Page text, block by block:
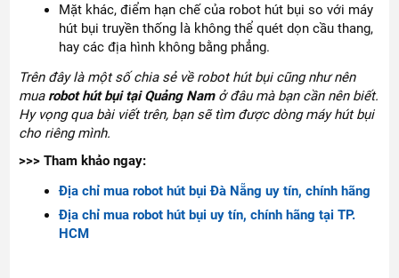
Mặt khác, điểm hạn chế của robot hút bụi so với máy
hút bụi truyền thống là không thể quét dọn cầu thang,
hay các địa hình không bằng phẳng.
Trên đây là một số chia sẻ về robot hút bụi cũng như nên
mua robot hút bụi tại Quảng Namở đâu mà bạn cần nên biết.
Hy vọng qua bài viết trên, bạn sẽ tìm được dòng máy hút bụi
cho riêng mình.
>>> Tham khảo ngay:
Địa chỉ mua robot hút bụi Đà Nẵng uy tín, chính hãng
Địa chỉ mua robot hút bụi uy tín, chính hãng tại TP.
HCM